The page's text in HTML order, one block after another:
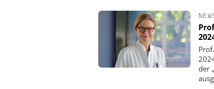
der
EASY
Digitalisierung
Personalmanagement:
Ordnung zur KI-